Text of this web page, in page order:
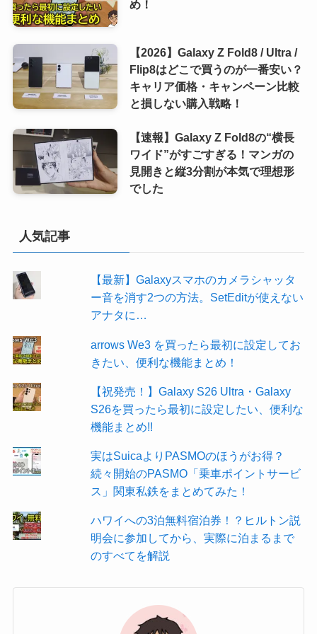
め！
【2026】Galaxy Z Fold8 / Ultra /
Flip8はどこで買うのが一番安い？
キャリア価格・キャンペーン比較
と損しない購入戦略！
【速報】Galaxy Z Fold8の“横長
ワイド”がすごすぎる！マンガの
見開きと縦3分割が本気で理想形
でした
人気記事
【最新】Galaxyスマホのカメラシャッタ
ー音を消す2つの方法。SetEditが使えない
アナタに…
arrows We3 を買ったら最初に設定してお
きたい、便利な機能まとめ！
【祝発売！】Galaxy S26 Ultra・Galaxy
S26を買ったら最初に設定したい、便利な
機能まとめ!!
実はSuicaよりPASMOのほうがお得？
続々開始のPASMO「乗車ポイントサービ
ス」関東私鉄をまとめてみた！
ハワイへの3泊無料宿泊券！？ヒルトン説
明会に参加してから、実際に泊まるまで
のすべてを解説